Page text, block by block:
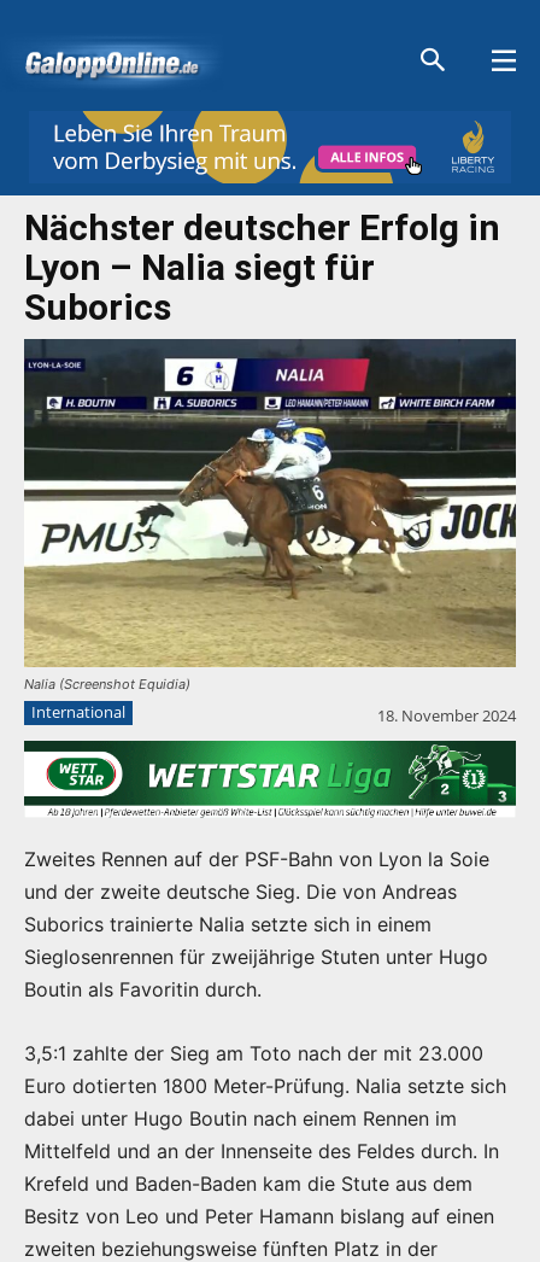
Nächster deutscher Erfolg in
Lyon – Nalia siegt für
Suborics
Nalia (Screenshot Equidia)
International 18. November 2024
Zweites Rennen auf der PSF-Bahn von Lyon la Soie
und der zweite deutsche Sieg. Die von Andreas
Suborics trainierte Nalia setzte sich in einem
Sieglosenrennen für zweijährige Stuten unter Hugo
Boutin als Favoritin durch.
3,5:1 zahlte der Sieg am Toto nach der mit 23.000
Euro dotierten 1800 Meter-Prüfung. Nalia setzte sich
dabei unter Hugo Boutin nach einem Rennen im
Mittelfeld und an der Innenseite des Feldes durch. In
Krefeld und Baden-Baden kam die Stute aus dem
Besitz von Leo und Peter Hamann bislang auf einen
zweiten beziehungsweise fünften Platz in der